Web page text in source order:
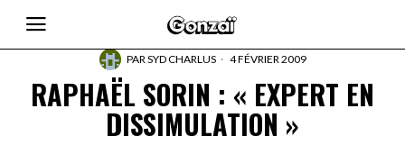
PARSYD CHARLUS 4 FÉVRIER 2009
RAPHAËL SORIN : « EXPERT EN
DISSIMULATION »